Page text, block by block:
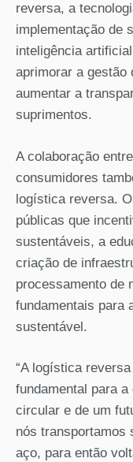
reversa, a
implementação de
inteligência
aprimorar a gestão
aumentar a
suprimentos.
A colaboração
consumidores
logística reversa.
públicas que
sustentáveis, a
criação de
processamento de
fundamentais para
sustentável.
“A logística
fundamental para
circular e de um
nós transportamos
aço, para então